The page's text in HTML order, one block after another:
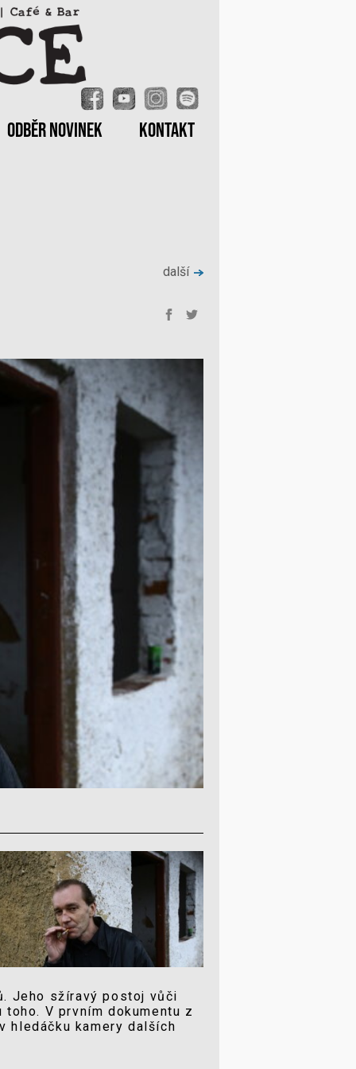
ODBĚR NOVINEK KONTAKT
další
Jeho sžíravý postoj vůči
V prvním dokumentu z
hledáčku kamery dalších